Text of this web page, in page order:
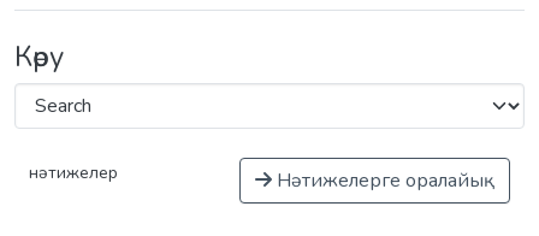
Көру
нәтижелер Нәтижелерге оралайық